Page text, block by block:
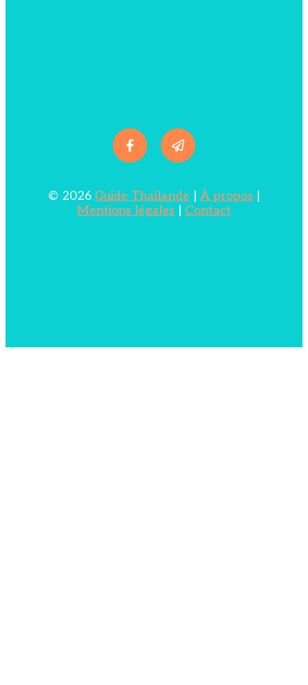
© 2026 Guide Thaïlande À propos
Mentions légales
Contact